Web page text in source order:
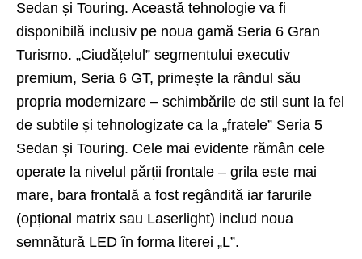
Sedan și Touring. Această tehnologie va fi
disponibilă inclusiv pe noua gamă Seria 6 Gran
Turismo. „Ciudățelul” segmentului executiv
premium, Seria 6 GT, primește la rândul său
propria modernizare – schimbările de stil sunt la fel
de subtile și tehnologizate ca la „fratele” Seria 5
Sedan și Touring. Cele mai evidente rămân cele
operate la nivelul părții frontale – grila este mai
mare, bara frontală a fost regândită iar farurile
(opțional matrix sau Laserlight) includ noua
semnătură LED în forma literei „L”.